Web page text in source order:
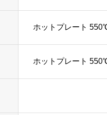
ホットプレート
ホットプレート